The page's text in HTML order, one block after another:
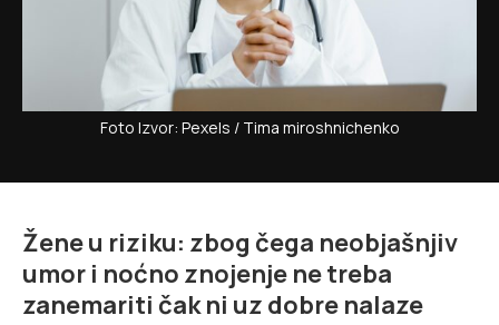
Foto Izvor: Pexels / Tima miroshnichenko
Žene u riziku: zbog čega neobjašnjiv
umor i noćno znojenje ne treba
zanemariti čak ni uz dobre nalaze